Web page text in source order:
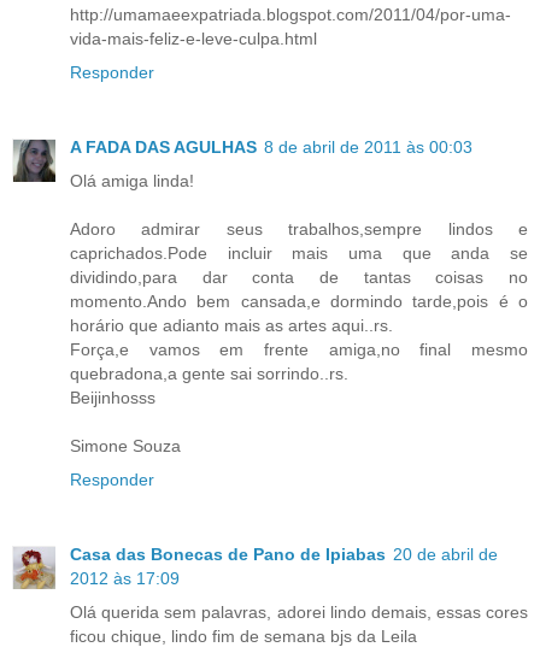
http://umamaeexpatriada.blogspot.com/2011/04/por-uma-
vida-mais-feliz-e-leve-culpa.html
Responder
A FADA DAS AGULHAS 8 de abril de 2011 às 00:03
Olá amiga linda!
Adoro admirar seus trabalhos,sempre lindos e
caprichados.Pode incluir mais uma que anda se
dividindo,para dar conta de tantas coisas no
momento.Ando bem cansada,e dormindo tarde,pois é o
horário que adianto mais as artes aqui..rs.
Força,e vamos em frente amiga,no final mesmo
quebradona,a gente sai sorrindo..rs.
Beijinhosss
Simone Souza
Responder
Casa das Bonecas de Pano de Ipiabas 20 de abril de
2012 às 17:09
Olá querida sem palavras, adorei lindo demais, essas cores
ficou chique, lindo fim de semana bjs da Leila